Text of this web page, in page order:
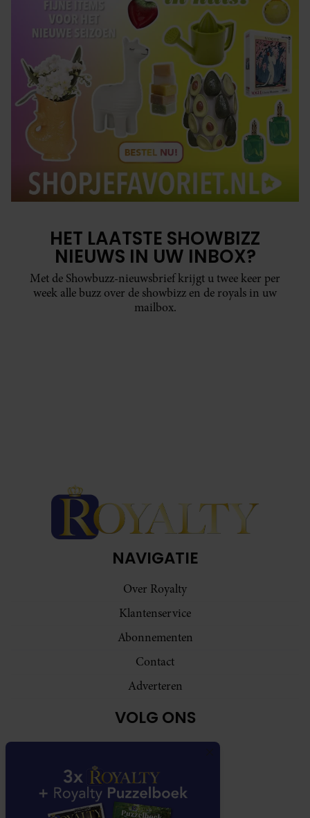
HET LAATSTE SHOWBIZZ
NIEUWS IN UW INBOX?
Met de Showbuzz-nieuwsbrief krijgt u twee keer per
week alle buzz over de showbizz en de royals in uw
mailbox.
NAVIGATIE
Over Royalty
Klantenservice
Abonnementen
Contact
Adverteren
VOLG ONS